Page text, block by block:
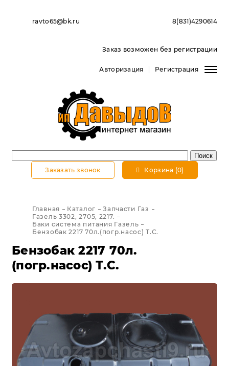
ravto65@bk.ru 8(831)4290614
Заказ возможен без регистрации
Авторизация Регистрация
Заказать звонок Корзина (0)
Главная Каталог
Запчасти Газ
Газель 3302, 2705, 2217.
Баки система питания Газель
Бензобак 2217 70л.(погр.насос) Т.С.
Бензобак 2217 70л.
(погр.насос) Т.С.